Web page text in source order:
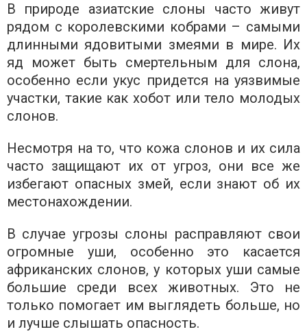
В природе азиатские слоны часто живут
рядом с королевскими кобрами – самыми
длинными ядовитыми змеями в мире. Их
яд может быть смертельным для слона,
особенно если укус придется на уязвимые
участки, такие как хобот или тело молодых
слонов.
Несмотря на то, что кожа слонов и их сила
часто защищают их от угроз, они все же
избегают опасных змей, если знают об их
местонахождении.
В случае угрозы слоны расправляют свои
огромные уши, особенно это касается
африканских слонов, у которых уши самые
большие среди всех животных. Это не
только помогает им выглядеть больше, но
и лучше слышать опасность.